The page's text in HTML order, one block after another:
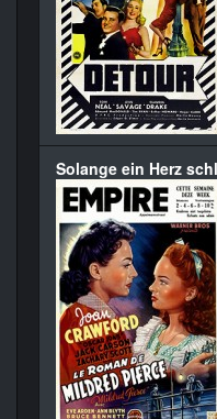
Solange ein Herz